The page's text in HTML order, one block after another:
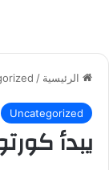
الرئيسية /
Uncategorized
يبدأ